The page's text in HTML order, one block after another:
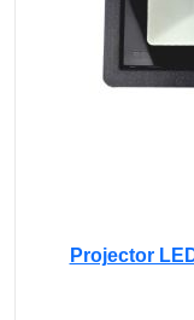
Projector